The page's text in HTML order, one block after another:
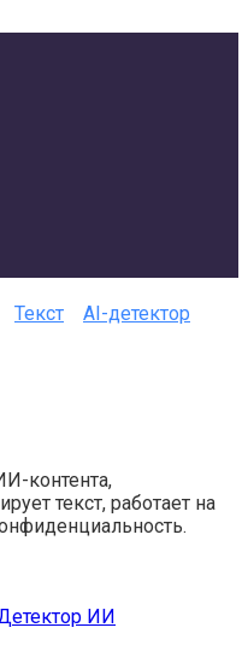
Текст AI-детектор
контента,
текст, работает на
ИИ